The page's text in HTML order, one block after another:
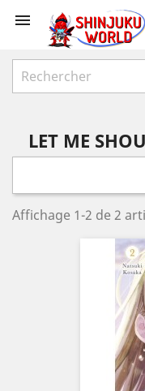

LET ME
Affichage 1-2 de 2